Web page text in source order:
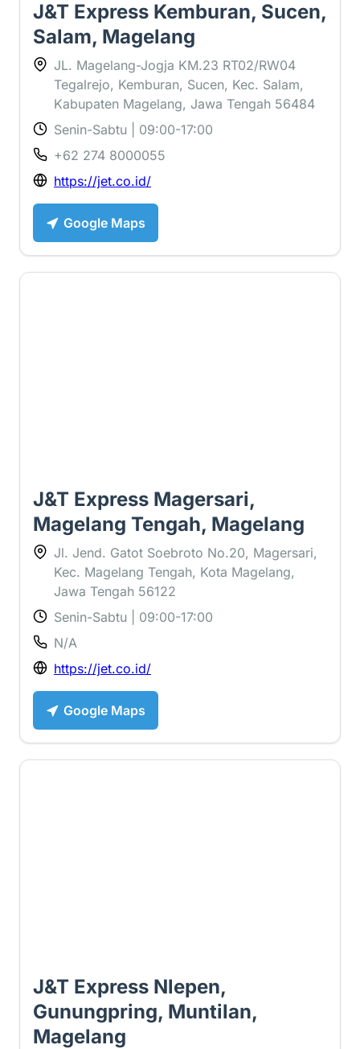
J&T Express Kemburan, Sucen,
Salam, Magelang
JL. Magelang-Jogja KM.23 RT02/RW04
Tegalrejo, Kemburan, Sucen, Kec. Salam,
Kabupaten Magelang, Jawa Tengah 56484
Senin-Sabtu | 09:00-17:00
+62 274 8000055
https://jet.co.id/
Google Maps
J&T Express Magersari,
Magelang Tengah, Magelang
Jl. Jend. Gatot Soebroto No.20, Magersari,
Kec. Magelang Tengah, Kota Magelang,
Jawa Tengah 56122
Senin-Sabtu | 09:00-17:00
N/A
https://jet.co.id/
Google Maps
J&T Express Nlepen,
Gunungpring, Muntilan,
Magelang